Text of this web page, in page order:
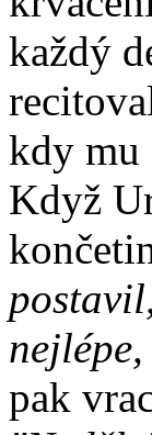
každý
kdy mu
Když
pak